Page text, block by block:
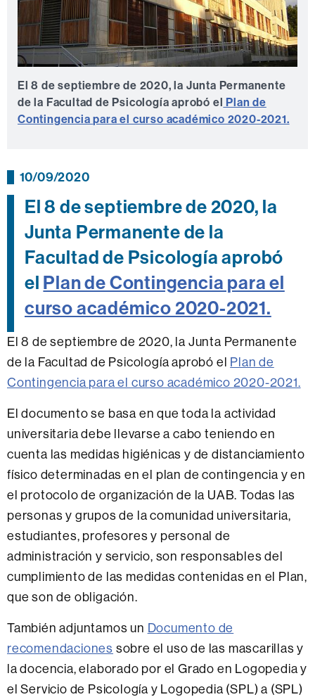
El 8 de septiembre de 2020, la Junta Permanente
de la Facultad de Psicología aprobó el Plan de
Contingencia para el curso académico 2020-2021.
10/09/2020
El 8 de septiembre de 2020, la
Junta Permanente de la
Facultad de Psicología aprobó
el Plan de Contingencia para el
curso académico 2020-2021.
El 8 de septiembre de 2020, la Junta Permanente
de la Facultad de Psicología aprobó el Plan de
Contingencia para el curso académico 2020-2021.
El documento se basa en que toda la actividad
universitaria debe llevarse a cabo teniendo en
cuenta las medidas higiénicas y de distanciamiento
físico determinadas en el plan de contingencia y en
el protocolo de organización de la UAB. Todas las
personas y grupos de la comunidad universitaria,
estudiantes, profesores y personal de
administración y servicio, son responsables del
cumplimiento de las medidas contenidas en el Plan,
que son de obligación.
También adjuntamos un Documento de
recomendaciones sobre el uso de las mascarillas y
la docencia, elaborado por el Grado en Logopedia y
el Servicio de Psicología y Logopedia (SPL) a (SPL)